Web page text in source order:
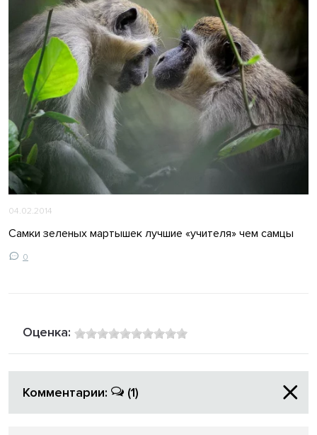
04.02.2014
Самки зеленых мартышек лучшие «учителя» чем самцы
0
Оценка:
Комментарии: (1)